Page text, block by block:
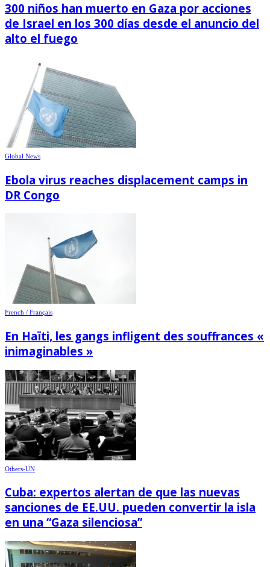
300 niños han muerto en Gaza por acciones
de Israel en los 300 días desde el anuncio del
alto el fuego
Global News
Ebola virus reaches displacement camps in
DR Congo
French / Français
En Haïti, les gangs infligent des souffrances «
inimaginables »
Others-UN
Cuba: expertos alertan de que las nuevas
sanciones de EE.UU. pueden convertir la isla
en una “Gaza silenciosa”